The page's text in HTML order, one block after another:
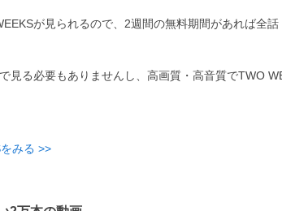
が見られるので、2週間の無料期間があれば全
見る必要もありませんし、高画質・高音質でTWO
みる >>